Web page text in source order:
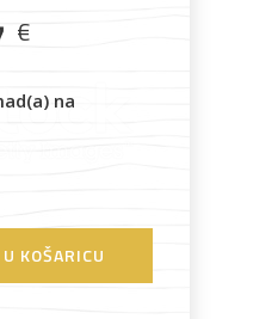
roba za
€
na
KOŠARICU